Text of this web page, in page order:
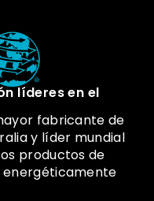
líderes en el
fabricante de
y líder mundial
productos de